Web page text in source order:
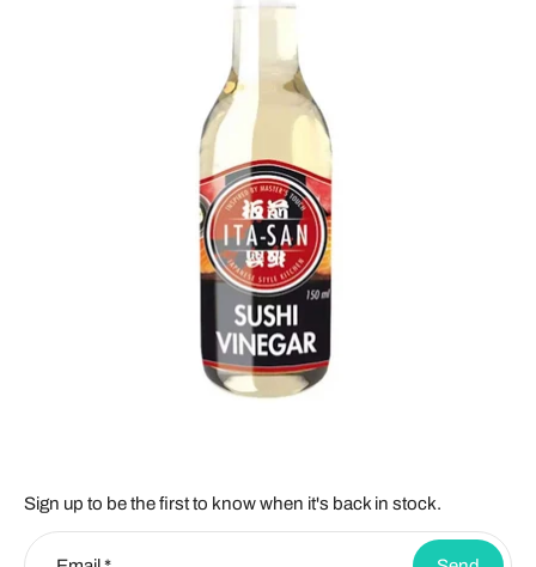
Sign up to be the first to know when it's back in stock.